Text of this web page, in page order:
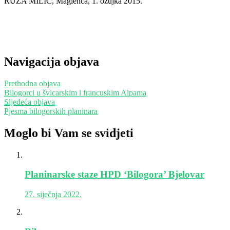
Navigacija objava
Prethodna objava
Bilogorci u švicarskim i francuskim Alpama
Sljedeća objava
Pjesma bilogorskih planinara
Moglo bi Vam se svidjeti
Planinarske staze HPD ‘Bilogora’ Bjelovar
27. siječnja 2022.